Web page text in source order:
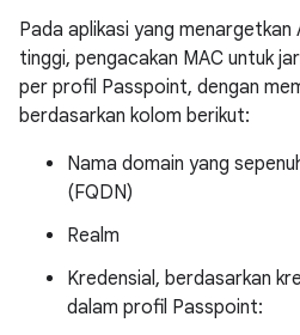
Pada aplikasi yang menargetkan
tinggi, pengacakan MAC untuk
per profil Passpoint, dengan
berdasarkan kolom berikut:
Nama domain yang
(FQDN)
Realm
Kredensial, berdasarkan
dalam profil Passpoint: